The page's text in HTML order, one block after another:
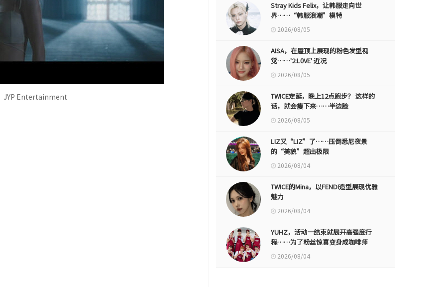
JYP Entertainment
Stray Kids Felix，让韩服走向世
界……“韩服浪潮”模特
2026/08/05
AISA，在屋顶上展现的粉色发型视
觉……'2:L0VE' 近况
2026/08/05
TWICE定延，晚上12点跑步？ 这样的
话，就会瘦下来……半边脸
2026/08/05
LIZ又“LIZ”了……压倒悉尼夜景
的“美貌”超出极限
2026/08/04
TWICE的Mina，以FENDI造型展现优雅
魅力
2026/08/04
YUHZ，活动一结束就展开高强度行
程……为了粉丝惊喜变身成咖啡师
2026/08/04